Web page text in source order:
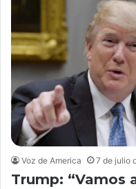
Voz de America 7 de julio
Trump: “Vamos